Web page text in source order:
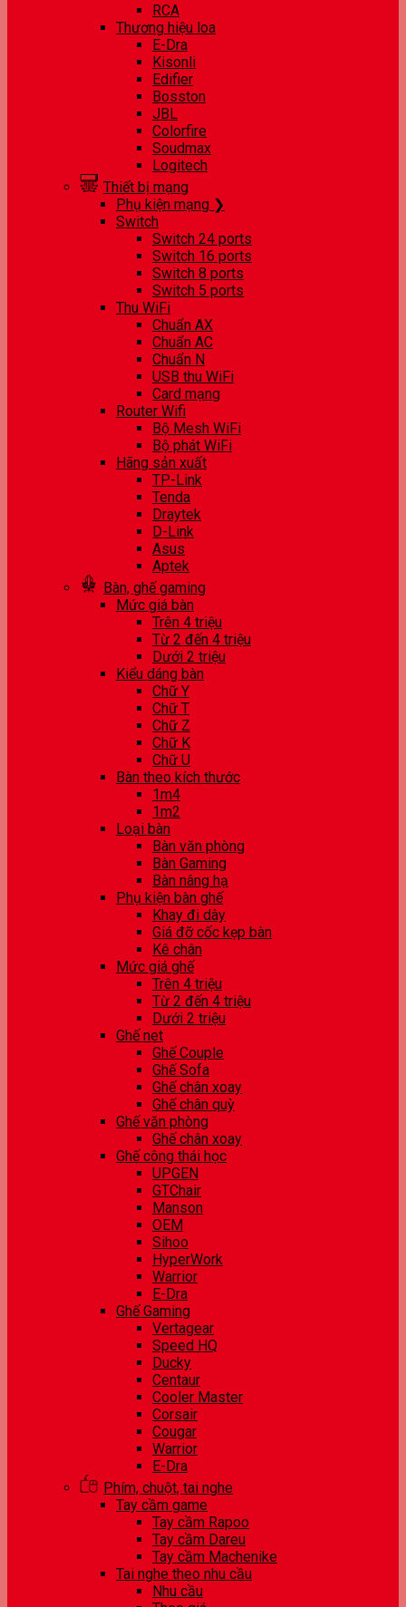
RCA
Thương hiệu loa
E-Dra
Kisonli
Edifier
Bosston
JBL
Colorfire
Soudmax
Logitech
Thiết bị mạng
Phụ kiện mạng ❯
Switch
Switch 24 ports
Switch 16 ports
Switch 8 ports
Switch 5 ports
Thu WiFi
Chuẩn AX
Chuẩn AC
Chuẩn N
USB thu WiFi
Card mạng
Router Wifi
Bộ Mesh WiFi
Bộ phát WiFi
Hãng sản xuất
TP-Link
Tenda
Draytek
D-Link
Asus
Aptek
Bàn, ghế gaming
Mức giá bàn
Trên 4 triệu
Từ 2 đến 4 triệu
Dưới 2 triệu
Kiểu dáng bàn
Chữ Y
Chữ T
Chữ Z
Chữ K
Chữ U
Bàn theo kích thước
1m4
1m2
Loại bàn
Bàn văn phòng
Bàn Gaming
Bàn nâng hạ
Phụ kiện bàn ghế
Khay đi dây
Giá đỡ cốc kẹp bàn
Kê chân
Mức giá ghế
Trên 4 triệu
Từ 2 đến 4 triệu
Dưới 2 triệu
Ghế net
Ghế Couple
Ghế Sofa
Ghế chân xoay
Ghế chân quỳ
Ghế văn phòng
Ghế chân xoay
Ghế công thái học
UPGEN
GTChair
Manson
OEM
Sihoo
HyperWork
Warrior
E-Dra
Ghế Gaming
Vertagear
Speed HQ
Ducky
Centaur
Cooler Master
Corsair
Cougar
Warrior
E-Dra
Phím, chuột, tai nghe
Tay cầm game
Tay cầm Rapoo
Tay cầm Dareu
Tay cầm Machenike
Tai nghe theo nhu cầu
Nhu cầu